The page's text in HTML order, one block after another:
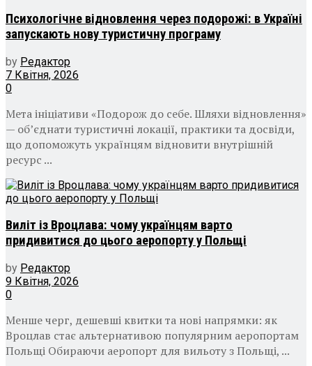
Психологічне відновлення через подорожі: в Україні
запускають нову туристичну програму
by Редактор
7 Квітня, 2026
0
Мета ініціативи «Подорож до себе. Шляхи відновлення»
— об’єднати туристичні локації, практики та досвіди,
що допоможуть українцям відновити внутрішній
ресурс ...
Виліт із Вроцлава: чому українцям варто
придивитися до цього аеропорту у Польщі
by Редактор
9 Квітня, 2026
0
Менше черг, дешевші квитки та нові напрямки: як
Вроцлав стає альтернативою популярним аеропортам
Польщі Обираючи аеропорт для вильоту з Польщі, ...